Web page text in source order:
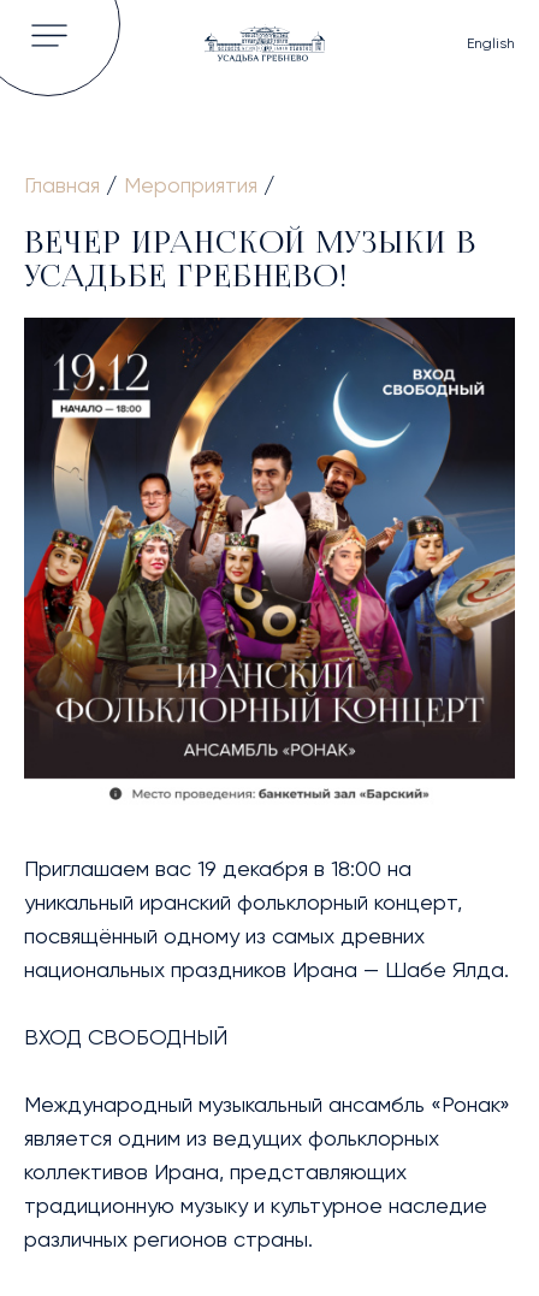
English
ОБ УСАДЬБЕ
ВЛАДЕЛЬЦЫ УСАДЬБЫ
КНИГИ И СТАТЬИ
ВИДЕО
НОВОСТИ
ГАЛЕРЕЯ
БИБЛИОТЕКА
МЕРОПРИЯТИЯ
УСЛУГИ
БЛАГОТВОРИТЕЛЬНОСТЬ
КОНТАКТЫ
Главная / Мероприятия /
ВЕЧЕР ИРАНСКОЙ МУЗЫКИ В
УСАДЬБЕ ГРЕБНЕВО!
Приглашаем вас 19 декабря в 18:00 на
уникальный иранский фольклорный концерт,
посвящённый одному из самых древних
национальных праздников Ирана — Шабе Ялда.
ВХОД СВОБОДНЫЙ
Международный музыкальный ансамбль «Ронак»
является одним из ведущих фольклорных
коллективов Ирана, представляющих
традиционную музыку и культурное наследие
различных регионов страны.